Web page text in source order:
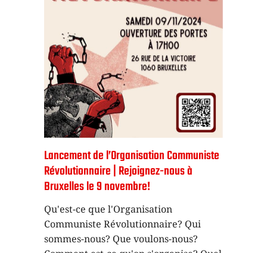
Lancement de l’Organisation Communiste
Révolutionnaire | Rejoignez-nous à
Bruxelles le 9 novembre!
Qu'est-ce que l'Organisation
Communiste Révolutionnaire? Qui
sommes-nous? Que voulons-nous?